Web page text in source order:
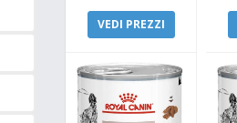
VEDI PREZZI